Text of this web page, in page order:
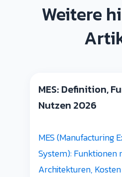
Weitere
MES: Definition,
Nutzen 2026
MES (Manufacturing
System): Funktionen
Architekturen,